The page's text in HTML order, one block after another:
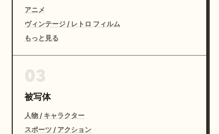
アニメ
ヴィンテージ / レトロ フィルム
もっと見る
被写体
人物 / キャラクター
スポーツ / アクション